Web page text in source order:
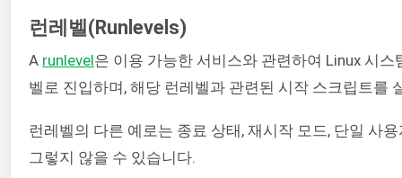
런레벨(Runlevels)
A runlevel은 이용 가능한 서비스와 관련하여 Linux 시
벨로 진입하며, 해당 런레벨과 관련된 시작 스크립트를
런레벨의 다른 예로는 종료 상태, 재시작 모드, 단일 사
그렇지 않을 수 있습니다.